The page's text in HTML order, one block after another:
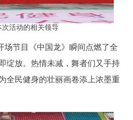
次活动的相关领导
场节目《中国龙》瞬间点燃了全
绽放。热情未减，舞者们又手持
全民健身的壮丽画卷添上浓墨重